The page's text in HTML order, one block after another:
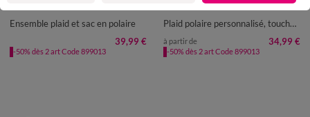
Ensemble plaid et sac en polaire
39,99 €
-50% dès 2 art Code 899013
Plaid polaire personnalisé, toucher peluche
à partir de 34,99 €
-50% dès 2 art Code 899013